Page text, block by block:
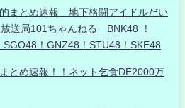
まとめ速報 地下格闘アイドルだい
送局101ちゃんねる BNK48 ！
！GNZ48！STU48！SKE48
とめ速報！！ネット乞食DE2000万